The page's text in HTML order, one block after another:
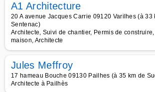
A1 Architecture
20 A avenue Jacques Carrie 09120 Varilhes (à 33
Sentenac)
Architecte, Suivi de chantier, Permis de
maison, Architecte
Jules Meffroy
17 hameau Bouche 09130 Pailhes (à 35 km de
Architecte à Pailhès